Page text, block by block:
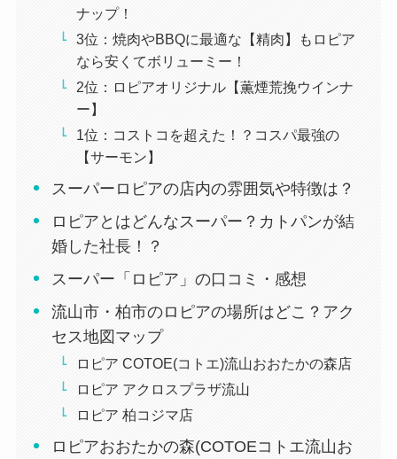
ナップ！
3位：焼肉やBBQに最適な【精肉】もロピア
なら安くてボリューミー！
2位：ロピアオリジナル【薫煙荒挽ウインナ
ー】
1位：コストコを超えた！？コスパ最強の
【サーモン】
スーパーロピアの店内の雰囲気や特徴は？
ロピアとはどんなスーパー？カトパンが結
婚した社長！？
スーパー「ロピア」の口コミ・感想
流山市・柏市のロピアの場所はどこ？アク
セス地図マップ
ロピア COTOE(コトエ)流山おおたかの森店
ロピア アクロスプラザ流山
ロピア 柏コジマ店
ロピアおおたかの森(COTOEコトエ流山お